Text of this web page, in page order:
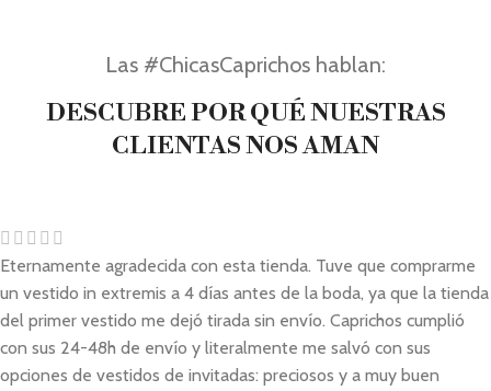
Las #ChicasCaprichos hablan:
DESCUBRE POR QUÉ NUESTRAS
CLIENTAS NOS AMAN
Eternamente agradecida con esta tienda. Tuve que comprarme
un vestido in extremis a 4 días antes de la boda, ya que la tienda
del primer vestido me dejó tirada sin envío. Caprichos cumplió
con sus 24-48h de envío y literalmente me salvó con sus
opciones de vestidos de invitadas: preciosos y a muy buen